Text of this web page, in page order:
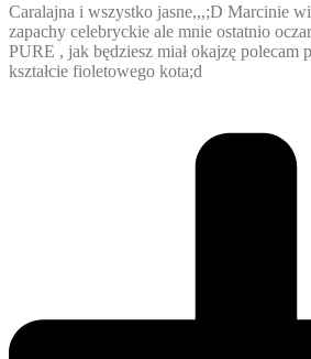
Caralajna i wszystko jasne,,,;D Marcinie
zapachy celebryckie ale mnie ostatnio
PURE , jak będziesz miał okajzę polecam
kształcie fioletowego kota;d